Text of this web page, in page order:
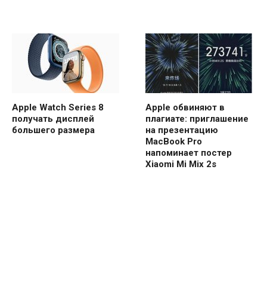
Apple Watch Series 8
получать дисплей
большего размера
Apple обвиняют в
плагиате: приглашение
на презентацию
MacBook Pro
напоминает постер
Xiaomi Mi Mix 2s